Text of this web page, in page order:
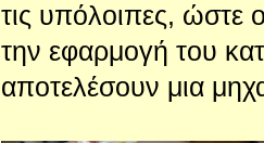
τις υπόλοιπες, ώστε
την εφαρμογή του
αποτελέσουν μια